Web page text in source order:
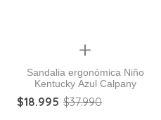
Quickview
Sandalia ergonómica Niño
Kentucky Azul Calpany
$18.995 $37.990